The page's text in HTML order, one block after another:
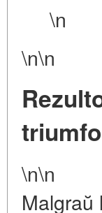
\n
\n\n
\n\n
Malgraŭ